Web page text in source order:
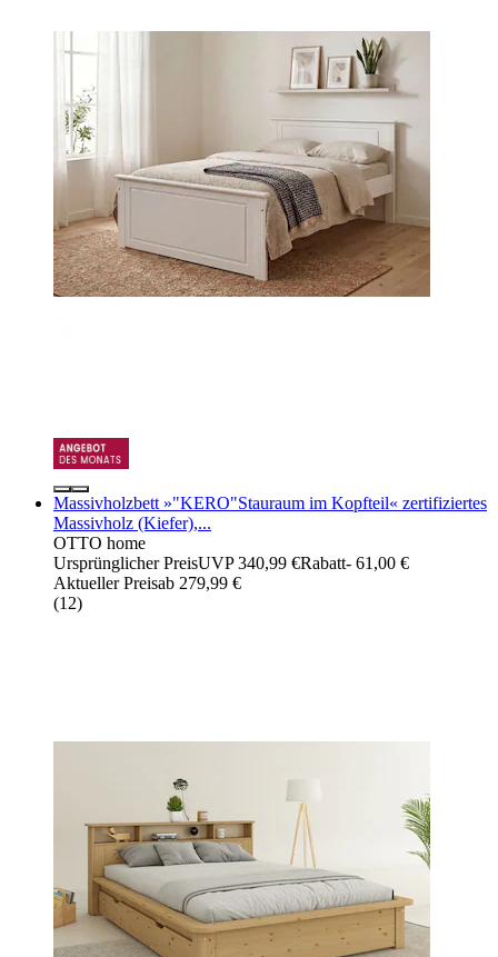
Massivholzbett »"KERO"Stauraum im Kopfteil« zertifiziertes
Massivholz (Kiefer),...
OTTO home
Ursprünglicher PreisUVP 340,99 €Rabatt- 61,00 €
Aktueller Preisab 279,99 €
(12)